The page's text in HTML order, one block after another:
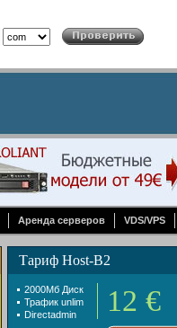
Аренда серверов VDS/VPS
Тариф Host-B2
2000Mб Диск
Трафик unlim
Directadmin
12 €